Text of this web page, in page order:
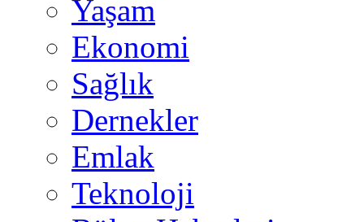
Yaşam
Ekonomi
Sağlık
Dernekler
Emlak
Teknoloji